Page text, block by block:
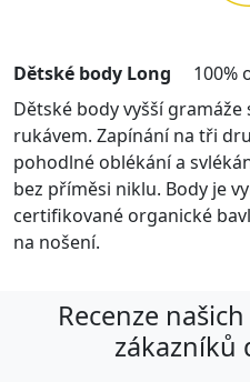
Dětské body Long 100%
Dětské body vyšší gramáže
rukávem. Zapínání na tři
pohodlné oblékání a
bez příměsi niklu. Body je
certifikované organické
na nošení.
Recenze
zákazníků